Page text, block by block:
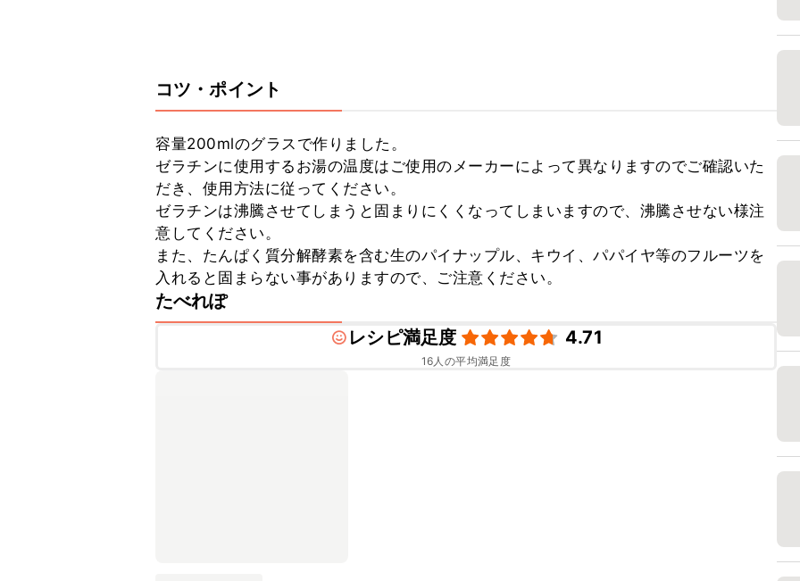
コツ・ポイント
容量200mlのグラスで作りました。
ゼラチンに使用するお湯の温度はご使用のメーカーによって異なりますのでご確認いた
だき、使用方法に従ってください。
ゼラチンは沸騰させてしまうと固まりにくくなってしまいますので、沸騰させない様注
意してください。
また、たんぱく質分解酵素を含む生のパイナップル、キウイ、パパイヤ等のフルーツを
入れると固まらない事がありますので、ご注意ください。
たべれぽ
レシピ満足度
4.71
16人の平均満足度